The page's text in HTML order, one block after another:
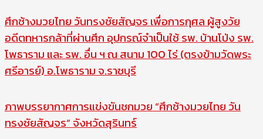
ศึกช้างมวยไทย วันทรงชัยสัญจร เพื่อการกุศล ผู้สูงวัย
อดีตทหารกล้าที่ผ่านศึก อุปกรณ์จำเป็นใช้ รพ. บ้านโป่ง รพ.
โพธาราม และ รพ. อื่น ฯ ณ สนาม 100 ไร่ (ตรงข้ามวัดพระ
ศรีอารย์) อ.โพธาราม จ.ราชบุรี
ภาพบรรยากาศการแข่งขันชกมวย “ศึกช้างมวยไทย วัน
ทรงชัยสัญจร” จังหวัดสุรินทร์